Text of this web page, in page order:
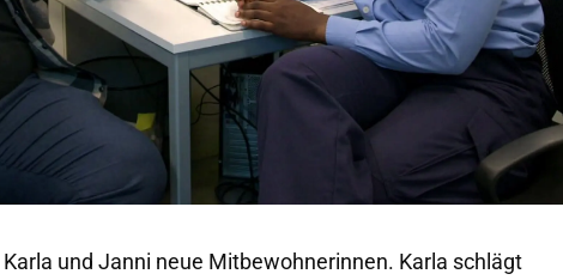
und Janni neue Mitbewohnerinnen. Karla schlägt